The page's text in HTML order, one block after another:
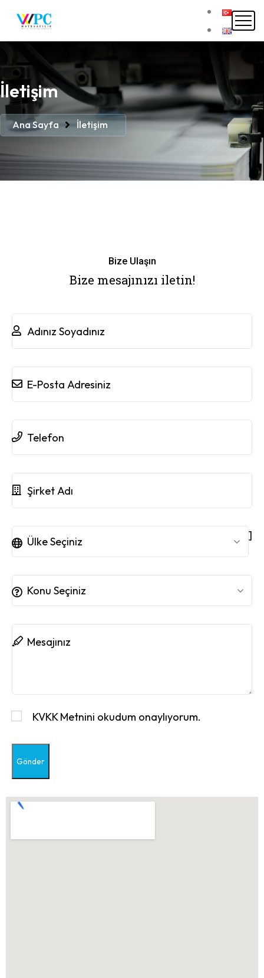
İletişim
Ana Sayfa İletişim
Bize Ulaşın
Bize mesajınızı iletin!
Ülke Seçiniz ]
Konu Seçiniz
KVKK Metnini okudum onaylıyorum.